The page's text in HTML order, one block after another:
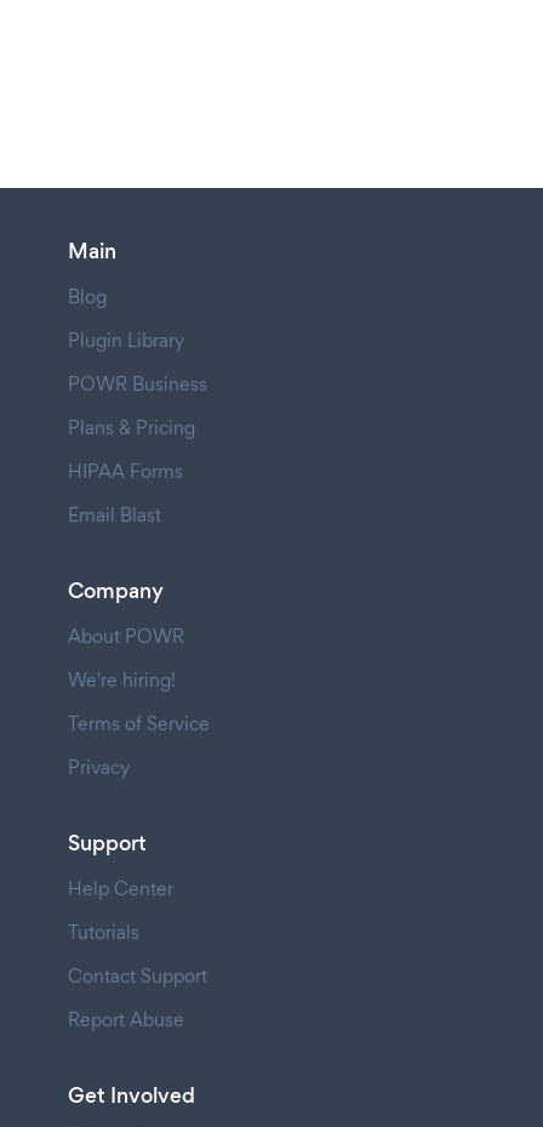
Main
Blog
Plugin Library
POWR Business
Plans & Pricing
HIPAA Forms
Email Blast
Company
About POWR
We're hiring!
Terms of Service
Privacy
Support
Help Center
Tutorials
Contact Support
Report Abuse
Get Involved